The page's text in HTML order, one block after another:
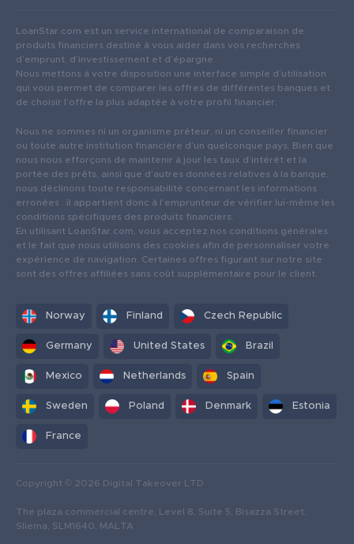
LoanStar.com est un service international de comparaison de
produits financiers destiné à vous aider dans vos recherches
d’emprunt, d’investissement et d’épargne.
Nous mettons à votre disposition une interface simple d’utilisation
qui vous permet de comparer les offres de différentes banques et
de choisir l’offre la plus adaptée à votre profil financier.
Nous ne sommes ni un organisme prêteur, ni un conseiller financier
ou toute autre institution financière d’un quelconque pays. Bien que
nous nous efforçons de maintenir à jour les taux d’intérêt et la
portée des prêts, ainsi que d’autres données relatives à la banque,
nous déclinons toute responsabilité concernant les informations
erronées : il appartient donc à l’emprunteur de vérifier lui-même les
conditions spécifiques des produits financiers.
En utilisant LoanStar.com, vous acceptez nos conditions générales
et le fait que nous utilisons des cookies afin de personnaliser votre
expérience de navigation. Certaines offres figurant sur notre site
sont des offres affiliées sans coût supplémentaire pour le client.
Norway Finland Czech Republic
Germany United States Brazil
Mexico Netherlands Spain
Sweden Poland Denmark Estonia
France
Copyright © 2026 Digital Takeover LTD
The plaza commercial centre, Level 8, Suite 5, Bisazza Street,
Sliema, SLM1640, MALTA